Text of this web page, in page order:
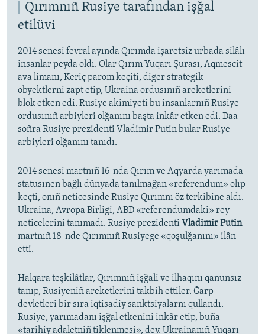
Qırımnıñ Rusiye tarafından işğal
etilüvi
2014 senesi fevral ayında Qırımda işaretsiz urbada silâlı
insanlar peyda oldı. Olar Qırım Yuqarı Şurası, Aqmescit
ava limanı, Keriç parom keçiti, diger strategik
obyektlerni zapt etip, Ukraina ordusınıñ areketlerini
blok etken edi. Rusiye akimiyeti bu insanlarnıñ Rusiye
ordusınıñ arbiyleri olğanını başta inkâr etken edi. Daa
soñra Rusiye prezidenti Vladimir Putin bular Rusiye
arbiyleri olğanını tanıdı.
2014 senesi martnıñ 16-nda Qırım ve Aqyarda yarımada
statusınen bağlı dünyada tanılmağan «referendum» olıp
keçti, onıñ neticesinde Rusiye Qırımnı öz terkibine aldı.
Ukraina, Avropa Birligi, ABD «referendumdaki» rey
neticelerini tanımadı. Rusiye prezidenti Vladimir Putin
martnıñ 18-nde Qırımnıñ Rusiyege «qoşulğanını» ilân
etti.
Halqara teşkilâtlar, Qırımnıñ işğali ve ilhaqını qanunsız
tanıp, Rusiyeniñ areketlerini takbih ettiler. Ğarp
devletleri bir sıra iqtisadiy sanktsiyalarnı qullandı.
Rusiye, yarımadanı işğal etkenini inkâr etip, buña
«tarihiy adaletniñ tiklenmesi», dey. Ukrainanıñ Yuqarı